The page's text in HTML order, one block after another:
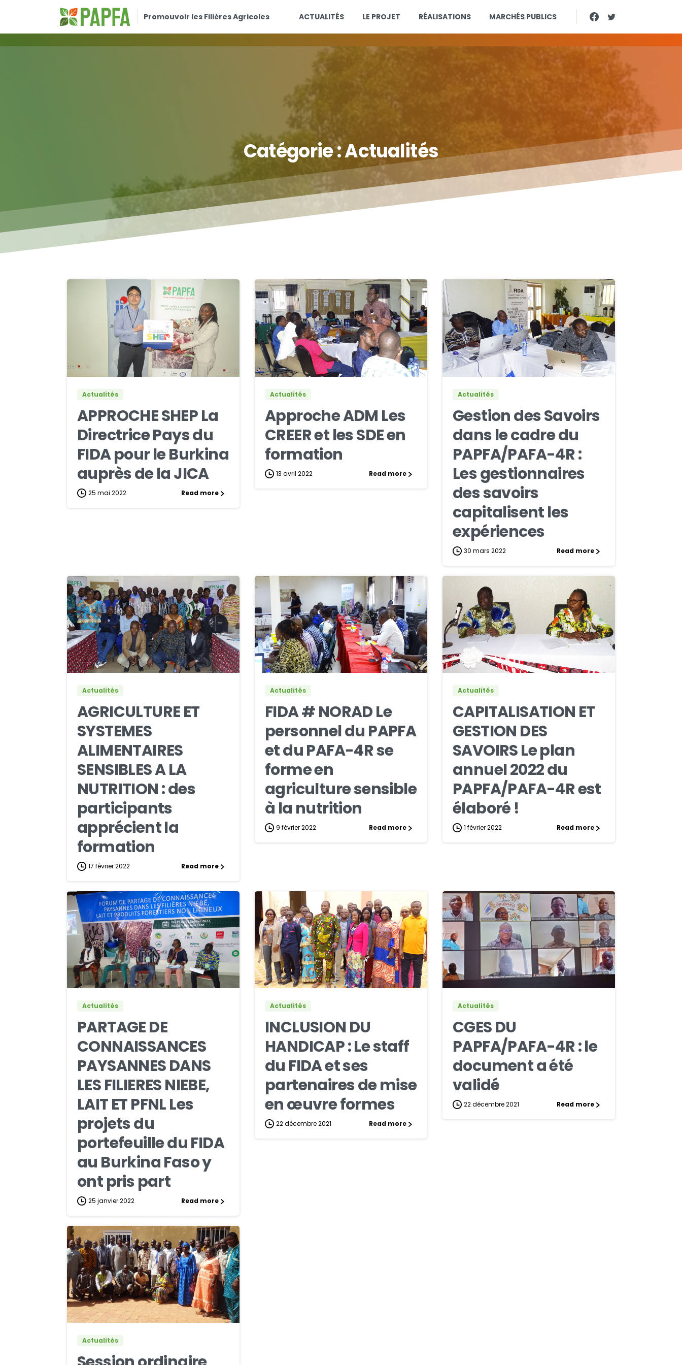
Promouvoir les Filières Agricoles ACTUALITÉS LE PROJET RÉALISATIONS MARCHÉS PUBLICS
Catégorie :Actualités
0
Actualités
APPROCHE SHEP La
Directrice Pays du
FIDA pour le Burkina
auprès de la JICA
25 mai 2022 Read more
0 0
Actualités
Approche ADM Les
CREER et les SDE en
formation
13 avril 2022 Read more
0
Actualités
Gestion des Savoirs
dans le cadre du
PAPFA/PAFA-4R :
Les gestionnaires
des savoirs
capitalisent les
expériences
30 mars 2022 Read more
2 2
Actualités
AGRICULTURE ET
SYSTEMES
ALIMENTAIRES
SENSIBLES A LA
NUTRITION : des
participants
apprécient la
formation
17 février 2022 Read more
0 1
Actualités
FIDA # NORAD Le
personnel du PAPFA
et du PAFA-4R se
forme en
agriculture sensible
à la nutrition
9 février 2022 Read more
Actualités
CAPITALISATION ET
GESTION DES
SAVOIRS Le plan
annuel 2022 du
PAPFA/PAFA-4R est
élaboré !
1 février 2022 Read more
0 0
Actualités
PARTAGE DE
CONNAISSANCES
PAYSANNES DANS
LES FILIERES NIEBE,
LAIT ET PFNL Les
projets du
portefeuille du FIDA
au Burkina Faso y
ont pris part
25 janvier 2022 Read more
0
Actualités
INCLUSION DU
HANDICAP : Le staff
du FIDA et ses
partenaires de mise
en œuvre formes
22 décembre 2021 Read more
1 1
Actualités
CGES DU
PAPFA/PAFA-4R : le
document a été
validé
22 décembre 2021 Read more
0
Actualités